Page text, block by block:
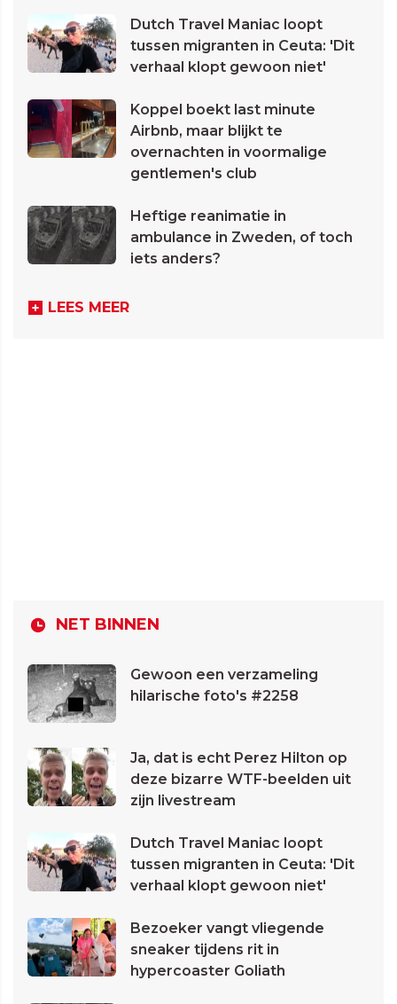
Dutch Travel Maniac loopt
tussen migranten in Ceuta: 'Dit
verhaal klopt gewoon niet'
Koppel boekt last minute
Airbnb, maar blijkt te
overnachten in voormalige
gentlemen's club
Heftige reanimatie in
ambulance in Zweden, of toch
iets anders?
LEES MEER
NET BINNEN
Gewoon een verzameling
hilarische foto's #2258
Ja, dat is echt Perez Hilton op
deze bizarre WTF-beelden uit
zijn livestream
Dutch Travel Maniac loopt
tussen migranten in Ceuta: 'Dit
verhaal klopt gewoon niet'
Bezoeker vangt vliegende
sneaker tijdens rit in
hypercoaster Goliath